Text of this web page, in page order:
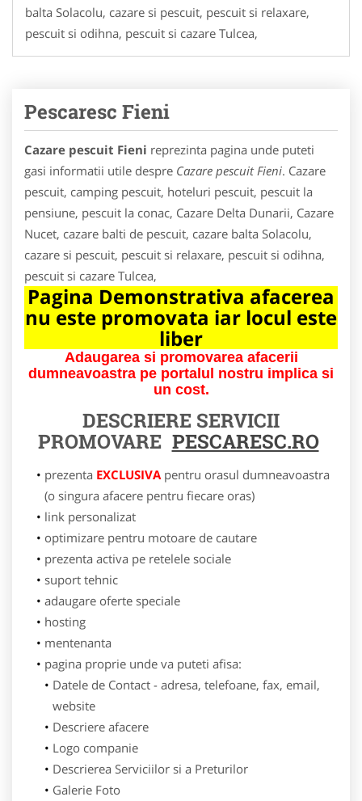
balta Solacolu, cazare si pescuit, pescuit si relaxare,
pescuit si odihna, pescuit si cazare Tulcea,
Pescaresc Fieni
Cazare pescuit Fieni reprezinta pagina unde puteti
gasi informatii utile despre Cazare pescuit Fieni. Cazare
pescuit, camping pescuit, hoteluri pescuit, pescuit la
pensiune, pescuit la conac, Cazare Delta Dunarii, Cazare
Nucet, cazare balti de pescuit, cazare balta Solacolu,
cazare si pescuit, pescuit si relaxare, pescuit si odihna,
pescuit si cazare Tulcea,
Pagina Demonstrativa afacerea
nu este promovata iar locul este
liber
Adaugarea si promovarea afacerii
dumneavoastra pe portalul nostru implica si
un cost.
DESCRIERE SERVICII
PROMOVARE PESCARESC.RO
prezenta EXCLUSIVApentru orasul dumneavoastra
(o singura afacere pentru fiecare oras)
link personalizat
optimizare pentru motoare de cautare
prezenta activa pe retelele sociale
suport tehnic
adaugare oferte speciale
hosting
mentenanta
pagina proprie unde va puteti afisa:
Datele de Contact - adresa, telefoane, fax, email,
website
Descriere afacere
Logo companie
Descrierea Serviciilor si a Preturilor
Galerie Foto